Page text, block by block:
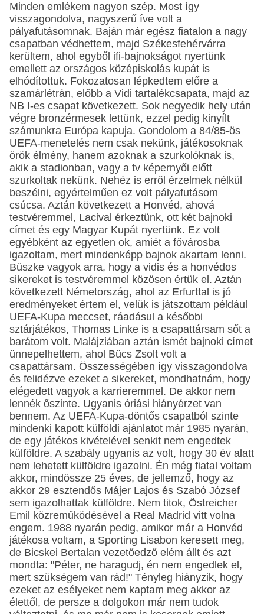
Minden emlékem nagyon szép. Most így
visszagondolva, nagyszerű íve volt a
pályafutásomnak. Baján már egész fiatalon a nagy
csapatban védhettem, majd Székesfehérvárra
kerültem, ahol egyből ifi-bajnokságot nyertünk
emellett az országos középiskolás kupát is
elhódítottuk. Fokozatosan lépkedtem előre a
szamárlétrán, előbb a Vidi tartalékcsapata, majd az
NB I-es csapat következett. Sok negyedik hely után
végre bronzérmesek lettünk, ezzel pedig kinyílt
számunkra Európa kapuja. Gondolom a 84/85-ös
UEFA-menetelés nem csak nekünk, játékosoknak
örök élmény, hanem azoknak a szurkolóknak is,
akik a stadionban, vagy a tv képernyői előtt
szurkoltak nekünk. Nehéz is erről érzelmek nélkül
beszélni, egyértelműen ez volt pályafutásom
csúcsa. Aztán következett a Honvéd, ahová
testvéremmel, Lacival érkeztünk, ott két bajnoki
címet és egy Magyar Kupát nyertünk. Ez volt
egyébként az egyetlen ok, amiét a fővárosba
igazoltam, mert mindenképp bajnok akartam lenni.
Büszke vagyok arra, hogy a vidis és a honvédos
sikereket is testvéremmel közösen értük el. Aztán
következett Németország, ahol az Erfurttal is jó
eredményeket értem el, velük is játszottam például
UEFA-Kupa meccset, ráadásul a későbbi
sztárjátékos, Thomas Linke is a csapattársam sőt a
barátom volt. Malájziában aztán ismét bajnoki címet
ünnepelhettem, ahol Bücs Zsolt volt a
csapattársam. Összességében így visszagondolva
és felidézve ezeket a sikereket, mondhatnám, hogy
elégedett vagyok a karrieremmel. De akkor nem
lennék őszinte. Ugyanis óriási hiányérzet van
bennem. Az UEFA-Kupa-döntős csapatból szinte
mindenki kapott külföldi ajánlatot már 1985 nyarán,
de egy játékos kivételével senkit nem engedtek
külföldre. A szabály ugyanis az volt, hogy 30 év alatt
nem lehetett külföldre igazolni. Én még fiatal voltam
akkor, mindössze 25 éves, de jellemző, hogy az
akkor 29 esztendős Májer Lajos és Szabó József
sem igazolhattak külföldre. Nem titok, Östreicher
Emil közreműködésével a Real Madrid vitt volna
engem. 1988 nyarán pedig, amikor már a Honvéd
játékosa voltam, a Sporting Lisabon keresett meg,
de Bicskei Bertalan vezetőedző elém állt és azt
mondta: "Péter, ne haragudj, én nem engedlek el,
mert szükségem van rád!" Tényleg hiányzik, hogy
ezeket az esélyeket nem kaptam meg akkor az
élettől, de persze a dolgokon már nem tudok